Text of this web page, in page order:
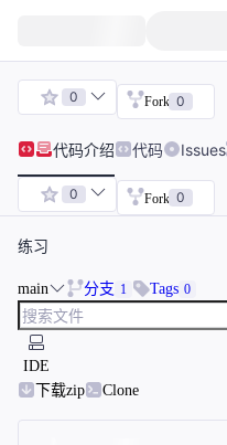
0 Fork 0
代码介绍 代码 Issues
0 Fork 0
练习
main 分支 1 Tags 0
IDE
下载zip
Clone